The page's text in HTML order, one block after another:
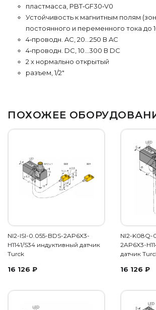
пластмасса, PBT‐GF30‐V0
Устойчивость к магнитным полям
постоянного и переменного тока до
4‐проводн. AC, 20…250 В AC
4‐проводн. DC, 10…300 В DC
2 x нормально открытый
разъем, 1/2″
ПОХОЖЕЕ
NI2-ISI-0.055-BDS-2AP6X3-
H1141/S34 индуктивный датчик
Turck
16 126 ₽
NI2-K08Q-
2AP6X3-
датчик
16 126 ₽